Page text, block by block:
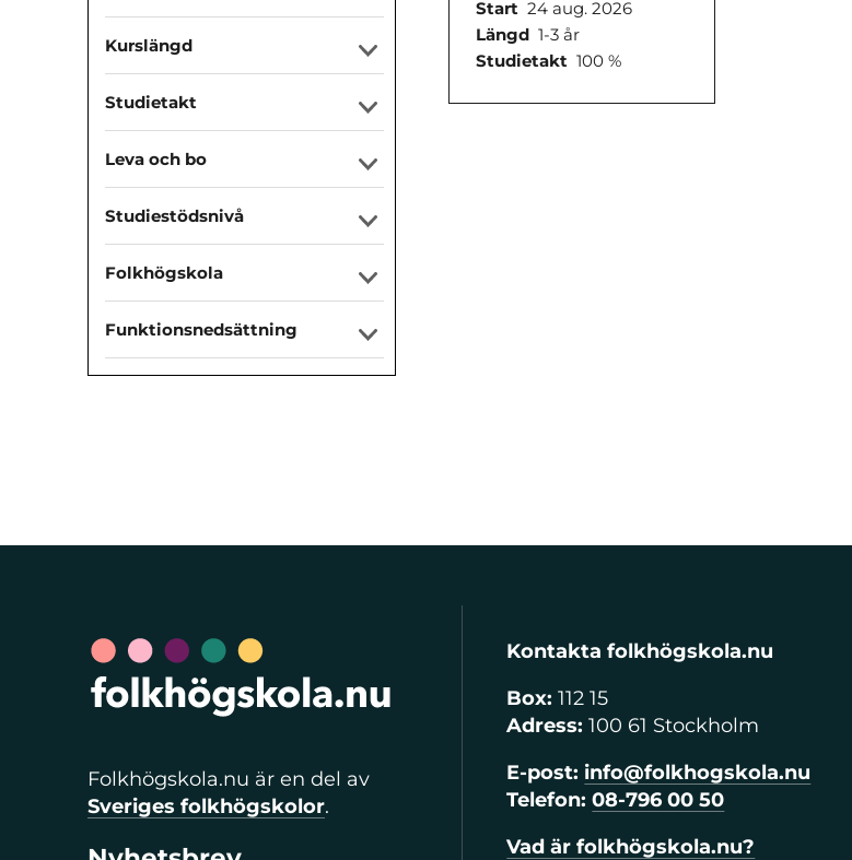
Kurslängd
Studietakt
Leva och bo
Studiestödsnivå
Folkhögskola
Funktionsnedsättning
Start 24 aug. 2026
Längd 1-3 år
Studietakt 100 %
Folkhögskola.nu är en del av
Sveriges folkhögskolor.
Kontakta folkhögskola.nu
Box:112 15
Adress: 100 61 Stockholm
E-post: info@folkhogskola.nu
Telefon: 08-796 00 50
Vad är folkhögskola.nu?